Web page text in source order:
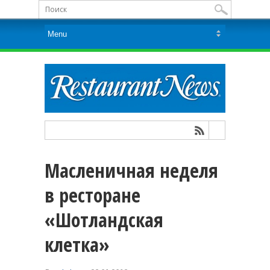
Масленичная неделя
в ресторане
«Шотландская
клетка»